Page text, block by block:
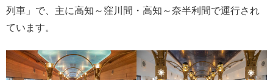
列車」で、主に高知～窪川間・高知～奈半利間で運行され
ています。